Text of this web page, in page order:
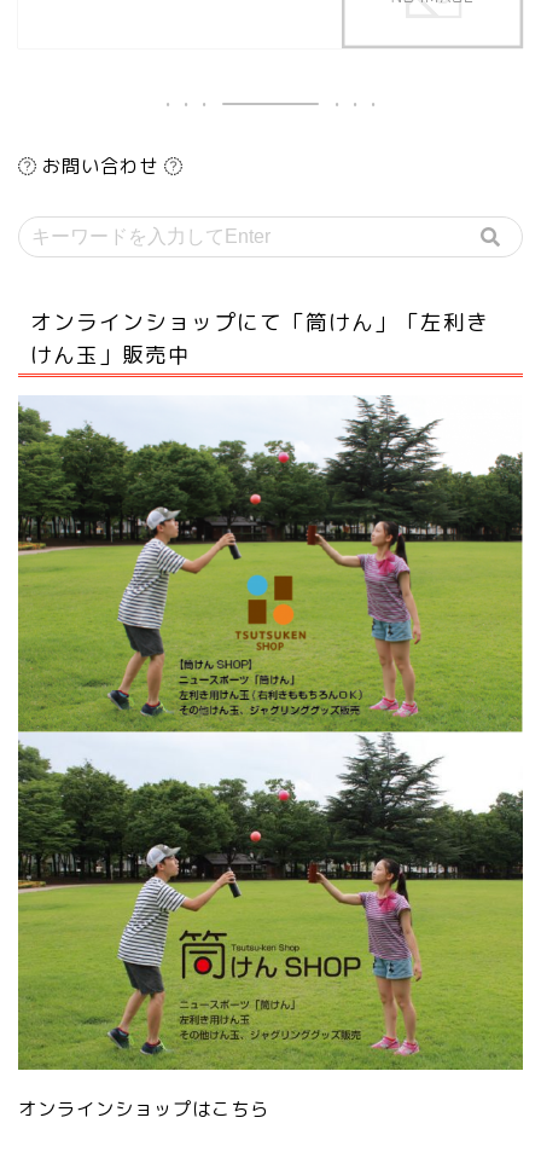
お問い合わせ
オンラインショップにて「筒けん」「左利き
けん玉」販売中
オンラインショップはこちら